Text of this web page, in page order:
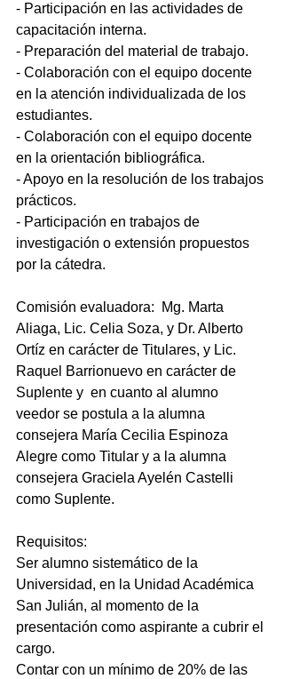
- Participación en las actividades de
capacitación interna.
- Preparación del material de trabajo.
- Colaboración con el equipo docente
en la atención individualizada de los
estudiantes.
- Colaboración con el equipo docente
en la orientación bibliográfica.
- Apoyo en la resolución de los trabajos
prácticos.
- Participación en trabajos de
investigación o extensión propuestos
por la cátedra.
Comisión evaluadora:  Mg. Marta
Aliaga, Lic. Celia Soza, y Dr. Alberto
Ortíz en carácter de Titulares, y Lic.
Raquel Barrionuevo en carácter de
Suplente y  en cuanto al alumno
veedor se postula a la alumna
consejera María Cecilia Espinoza
Alegre como Titular y a la alumna
consejera Graciela Ayelén Castelli
como Suplente.
Requisitos:
Ser alumno sistemático de la
Universidad, en la Unidad Académica
San Julián, al momento de la
presentación como aspirante a cubrir el
cargo.
Contar con un mínimo de 20% de las